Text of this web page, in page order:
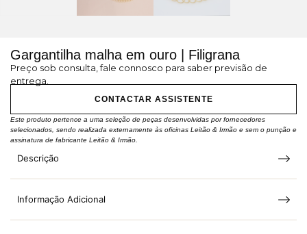
Gargantilha malha em ouro | Filigrana
Preço sob consulta, fale connosco para saber previsão de
entrega.
CONTACTAR ASSISTENTE
Este produto pertence a uma seleção de peças desenvolvidas por fornecedores
selecionados, sendo realizada externamente às oficinas Leitão & Irmão e sem o punção e
assinatura de fabricante Leitão & Irmão.
Descrição
Informação Adicional